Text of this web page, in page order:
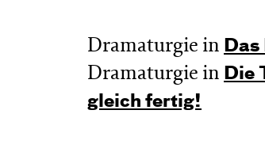
Dramaturgie in
Dramaturgie in Die
gleich fertig!